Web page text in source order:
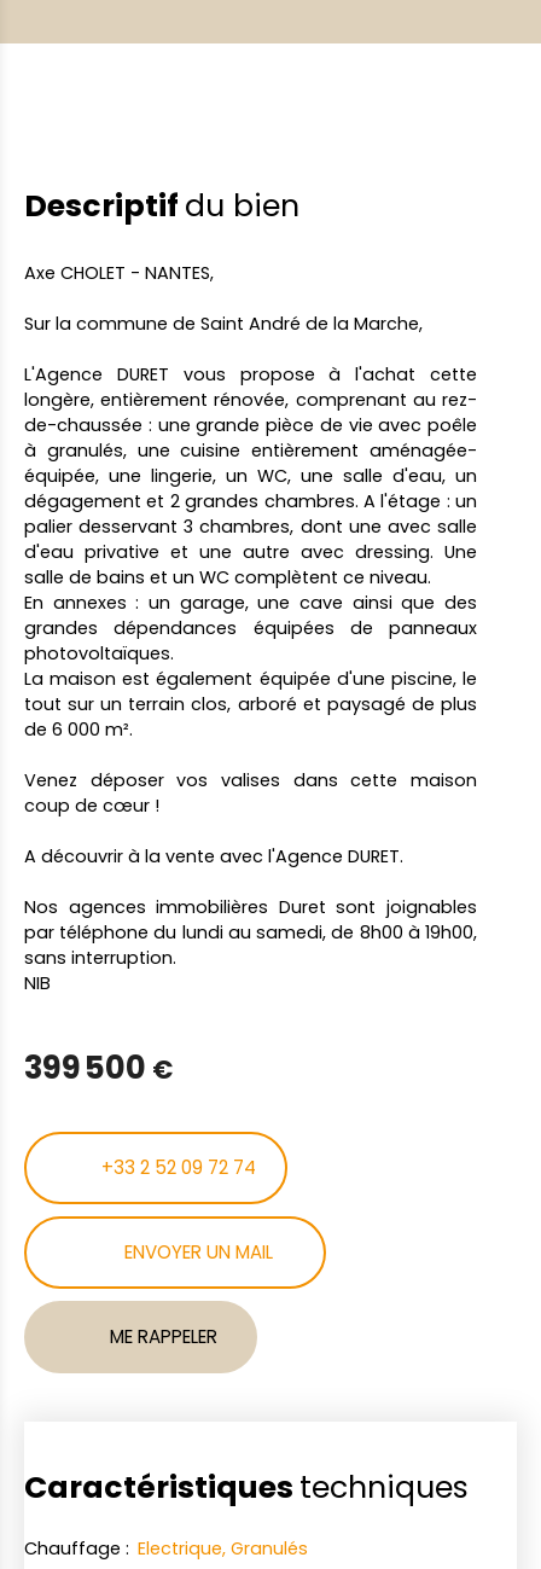
Descriptif du bien
Axe CHOLET - NANTES,
Sur la commune de Saint André de la Marche,
L'Agence DURET vous propose à l'achat cette
longère, entièrement rénovée, comprenant au rez-
de-chaussée : une grande pièce de vie avec poêle
à granulés, une cuisine entièrement aménagée-
équipée, une lingerie, un WC, une salle d'eau, un
dégagement et 2 grandes chambres. A l'étage : un
palier desservant 3 chambres, dont une avec salle
d'eau privative et une autre avec dressing. Une
salle de bains et un WC complètent ce niveau.
En annexes : un garage, une cave ainsi que des
grandes dépendances équipées de panneaux
photovoltaïques.
La maison est également équipée d'une piscine, le
tout sur un terrain clos, arboré et paysagé de plus
de 6 000 m².
Venez déposer vos valises dans cette maison
coup de cœur !
A découvrir à la vente avec l'Agence DURET.
Nos agences immobilières Duret sont joignables
par téléphone du lundi au samedi, de 8h00 à 19h00,
sans interruption.
NIB
399 500 €
+33 2 52 09 72 74
ENVOYER UN MAIL
ME RAPPELER
Caractéristiques techniques
Chauffage : Electrique, Granulés